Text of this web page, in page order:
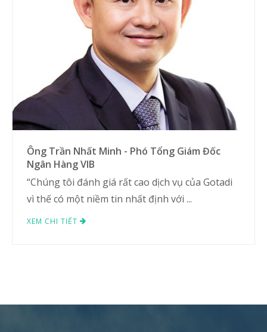
Ông Trần Nhất Minh - Phó Tổng Giám Đốc
Ngân Hàng VIB
“Chúng tôi đánh giá rất cao dịch vụ của Gotadi
vì thế có một niềm tin nhất định với ...
XEM CHI TIẾT